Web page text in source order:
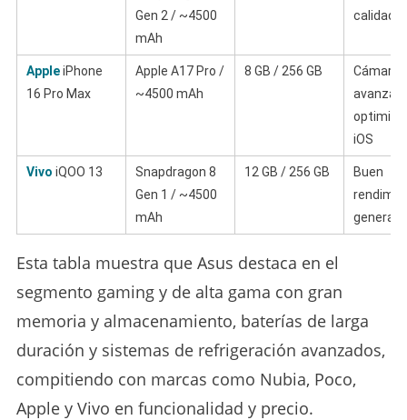
Gen 2 / ~4500
mAh
calidad-
AppleiPhone
16 Pro Max
Apple A17 Pro /
~4500 mAh
8 GB / 256 GB
Cámara
iOS
Vivo iQOO 13
Snapdragon 8
Gen 1 / ~4500
mAh
12 GB / 256 GB
Buen
general
Esta tabla muestra que Asus destaca en el
segmento gaming y de alta gama con gran
memoria y almacenamiento, baterías de larga
duración y sistemas de refrigeración avanzados,
compitiendo con marcas como Nubia, Poco,
Apple y Vivo en funcionalidad y precio.